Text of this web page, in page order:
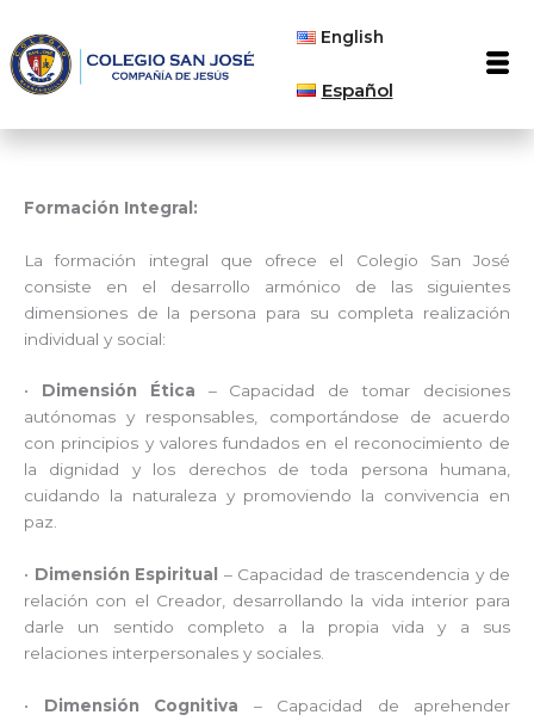
contenido
English
Español
Formación Integral:
La formación integral que ofrece el Colegio San José
consiste en el desarrollo armónico de las siguientes
dimensiones de la persona para su completa realización
individual y social:
• Dimensión Ética – Capacidad de tomar decisiones
autónomas y responsables, comportándose de acuerdo
con principios y valores fundados en el reconocimiento de
la dignidad y los derechos de toda persona humana,
cuidando la naturaleza y promoviendo la convivencia en
paz.
• Dimensión Espiritual
– Capacidad de trascendencia y de
relación con el Creador, desarrollando la vida interior para
darle un sentido completo a la propia vida y a sus
relaciones interpersonales y sociales.
• Dimensión Cognitiva – Capacidad de aprehender